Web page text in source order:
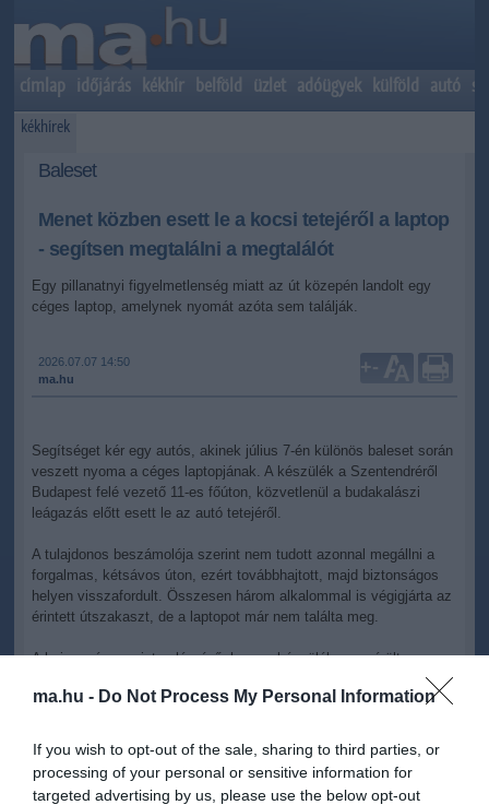
ma.hu - Do Not Process My Personal Information
If you wish to opt-out of the sale, sharing to third parties, or
processing of your personal or sensitive information for
targeted advertising by us, please use the below opt-out
címlap időjárás kékhír belföld üzlet adóügyek külföld autó
kékhírek
Baleset
Menet közben esett le a kocsi tetejéről a laptop
- segítsen megtalálni a megtalálót
Egy pillanatnyi figyelmetlenség miatt az út közepén landolt egy
céges laptop, amelynek nyomát azóta sem találják.
2026.07.07 14:50
ma.hu
+-
Segítséget kér egy autós, akinek július 7-én különös baleset során
veszett nyoma a céges laptopjának. A készülék a Szentendréről
Budapest felé vezető 11-es főúton, közvetlenül a budakalászi
leágazás előtt esett le az autó tetejéről.
A tulajdonos beszámolója szerint nem tudott azonnal megállni a
forgalmas, kétsávos úton, ezért továbbhajtott, majd biztonságos
helyen visszafordult. Összesen három alkalommal is végigjárta az
érintett útszakaszt, de a laptopot már nem találta meg.
A bejegyzés szerint valószínű, hogy a készülék megsérült a
forgalomban, ennek ellenére a tulajdonos bízik benne, hogy valaki
felvette, és vissza tudja juttatni hozzá.
Ezért arra kér mindenkit, aki a megadott időben a 11-es főúton,
Szentendre és Budakalász között járt, és esetleg látta vagy
felvette a laptopot, hogy jelentkezzen nála. A készülék céges